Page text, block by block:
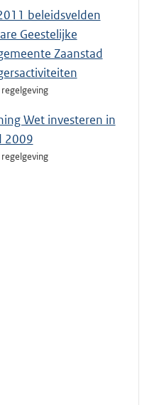
beleidsvelden
Geestelijke
Zaanstad
Wet investeren in
2009